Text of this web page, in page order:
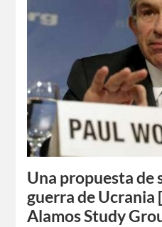
Una propuesta de
guerra de Ucrania
Alamos Study